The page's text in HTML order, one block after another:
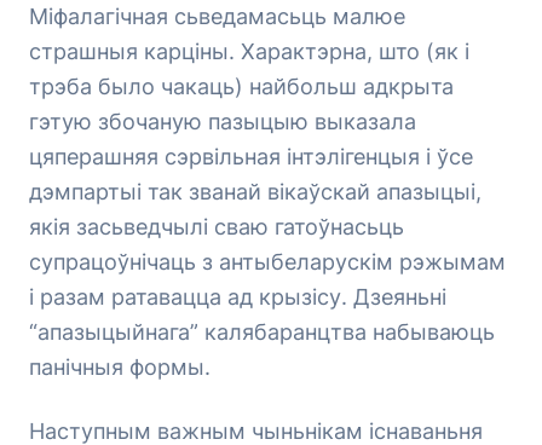
Міфалагічная сьведамасьць малюе
страшныя карціны. Характэрна, што (як і
трэба было чакаць) найбольш адкрыта
гэтую збочаную пазыцыю выказала
цяперашняя сэрвільная інтэлігенцыя і ўсе
дэмпартыі так званай вікаўскай апазыцыі,
якія засьведчылі сваю гатоўнасьць
супрацоўнічаць з антыбеларускім рэжымам
і разам ратавацца ад крызісу. Дзеяньні
“апазыцыйнага” калябаранцтва набываюць
панічныя формы.
Наступным важным чыньнікам існаваньня